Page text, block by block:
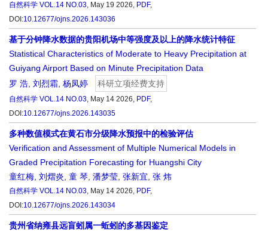
自然科学 VOL.14 NO.03, May 19 2026, PDF,
DOI:10.12677/ojns.2026.143036
基于分钟降水数据的贵阳机场中等强度及以上的降水统计特征
Statistical Characteristics of Moderate to Heavy Precipitation at
Guiyang Airport Based on Minute Precipitation Data
罗 浩 刘烈霜 杨凤婷 科研立项经费支持
自然科学 VOL.14 NO.03, May 14 2026, PDF,
DOI:10.12677/ojns.2026.143035
多种数值模式在黄石市分级降水预报中的检验评估
Verification and Assessment of Multiple Numerical Models in
Graded Precipitation Forecasting for Huangshi City
童红梅 刘熠炎 童 琴 潘梦莹 张新宜 张 炜
自然科学 VOL.14 NO.03, May 14 2026, PDF,
DOI:10.12677/ojns.2026.143034
贵州省纳雍县远盲蚓属一蚯蚓的多基因鉴定